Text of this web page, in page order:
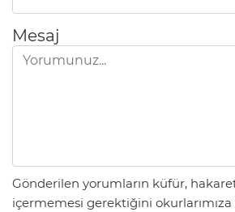
Mesaj
Gönderilen yorumların küfür,
içermemesi gerektiğini okurlarımıza